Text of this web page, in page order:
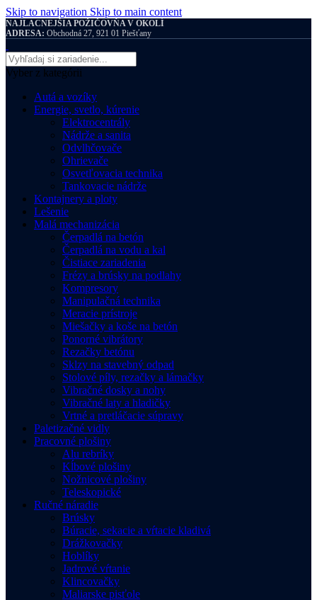
Skip to navigation Skip to main content
NAJLACNEJŠIA POŽIČOVŇA V OKOLÍ
ADRESA: Obchodná 27, 921 01 Piešťany
Vyber z kategórii
Autá a vozíky
Energie, svetlo, kúrenie
Elektrocentrály
Nádrže a sanita
Odvlhčovače
Ohrievače
Osvetľovacia technika
Tankovacie nádrže
Kontajnery a ploty
Lešenie
Malá mechanizácia
Čerpadlá na betón
Čerpadlá na vodu a kal
Čistiace zariadenia
Frézy a brúsky na podlahy
Kompresory
Manipulačná technika
Meracie prístroje
Miešačky a koše na betón
Ponorné vibrátory
Rezačky betónu
Sklzy na stavebný odpad
Stolové píly, rezačky a lámačky
Vibračné dosky a nohy
Vibračné laty a hladičky
Vrtné a pretláčacie súpravy
Paletizačné vidly
Pracovné plošiny
Alu rebríky
Kĺbové plošiny
Nožnicové plošiny
Teleskopické
Ručné náradie
Brúsky
Búracie, sekacie a vŕtacie kladivá
Drážkovačky
Hoblíky
Jadrové vŕtanie
Klincovačky
Maliarske pisťole